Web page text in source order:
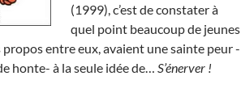
(1999), c’est de constater à
quel point beaucoup de jeunes
entre eux, avaient une sainte peur -
honte- à la seule idée de… S’énerver !